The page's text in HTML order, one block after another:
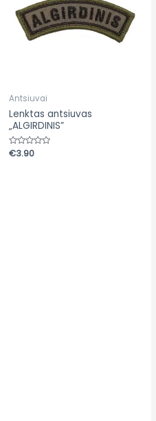
Antsiuvai
Lenktas antsiuvas
„ALGIRDINIS”
Įvertinimas:
€3.90